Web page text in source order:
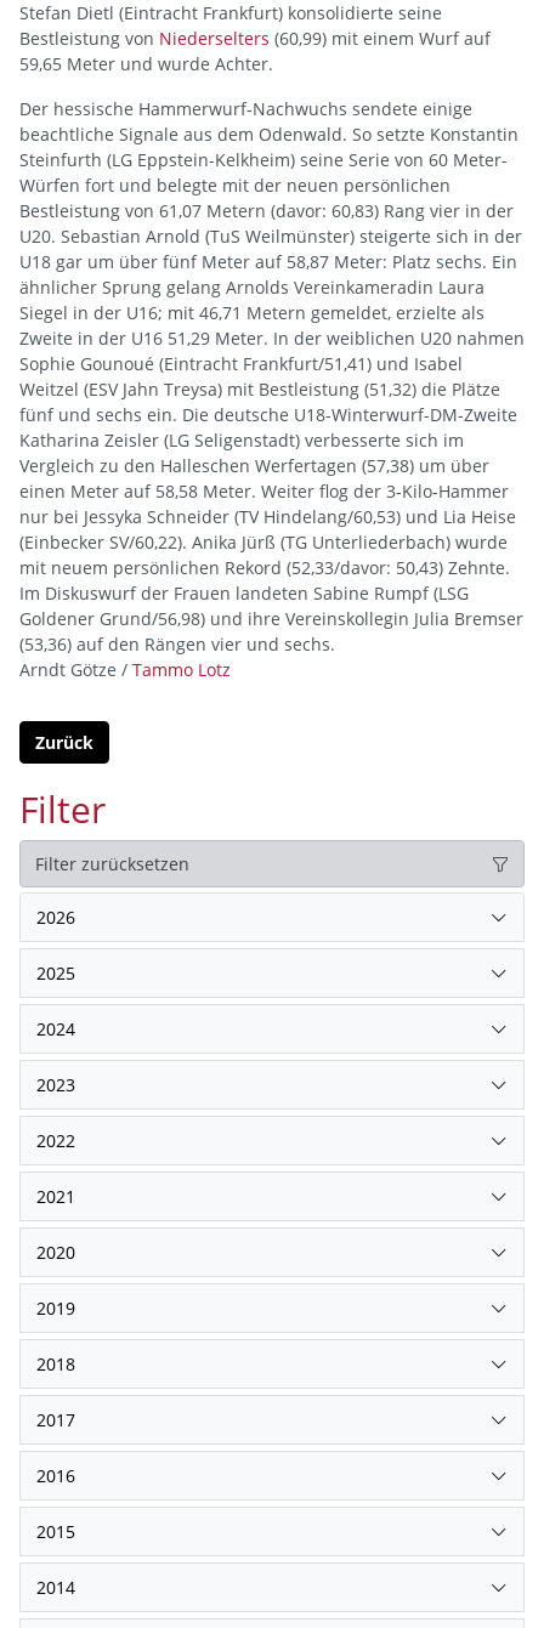
Stefan Dietl (Eintracht Frankfurt) konsolidierte seine
Bestleistung von Niederselters (60,99) mit einem Wurf auf
59,65 Meter und wurde Achter.
Der hessische Hammerwurf-Nachwuchs sendete einige
beachtliche Signale aus dem Odenwald. So setzte Konstantin
Steinfurth (LG Eppstein-Kelkheim) seine Serie von 60 Meter-
Würfen fort und belegte mit der neuen persönlichen
Bestleistung von 61,07 Metern (davor: 60,83) Rang vier in der
U20. Sebastian Arnold (TuS Weilmünster) steigerte sich in der
U18 gar um über fünf Meter auf 58,87 Meter: Platz sechs. Ein
ähnlicher Sprung gelang Arnolds Vereinkameradin Laura
Siegel in der U16; mit 46,71 Metern gemeldet, erzielte als
Zweite in der U16 51,29 Meter. In der weiblichen U20 nahmen
Sophie Gounoué (Eintracht Frankfurt/51,41) und Isabel
Weitzel (ESV Jahn Treysa) mit Bestleistung (51,32) die Plätze
fünf und sechs ein. Die deutsche U18-Winterwurf-DM-Zweite
Katharina Zeisler (LG Seligenstadt) verbesserte sich im
Vergleich zu den Halleschen Werfertagen (57,38) um über
einen Meter auf 58,58 Meter. Weiter flog der 3-Kilo-Hammer
nur bei Jessyka Schneider (TV Hindelang/60,53) und Lia Heise
(Einbecker SV/60,22). Anika Jürß (TG Unterliederbach) wurde
mit neuem persönlichen Rekord (52,33/davor: 50,43) Zehnte.
Im Diskuswurf der Frauen landeten Sabine Rumpf (LSG
Goldener Grund/56,98) und ihre Vereinskollegin Julia Bremser
(53,36) auf den Rängen vier und sechs.
Arndt Götze / Tammo Lotz
Zurück
Filter
Filter zurücksetzen
2026
2025
2024
2023
2022
2021
2020
2019
2018
2017
2016
2015
2014